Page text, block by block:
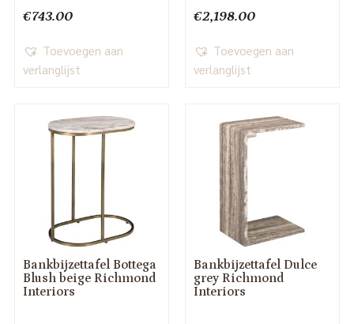
€743.00
Toevoegen aan
verlanglijst
€2,198.00
Toevoegen aan
verlanglijst
Bankbijzettafel Bottega
Blush beige Richmond
Interiors
Bankbijzettafel Dulce
grey Richmond
Interiors